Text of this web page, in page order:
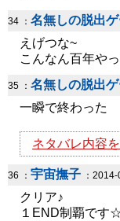
34 ： 名無しの脱出
えげつな~
こんなん百年や
35 ： 名無しの脱出
一瞬で終わった
ネタバレ内容
36 ： 宇宙撫子 ：
クリア♪
１END制覇です